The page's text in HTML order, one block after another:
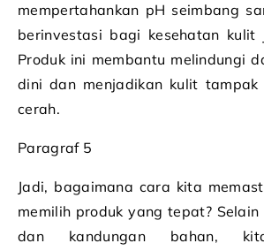
mempertahankan pH seimbang
berinvestasi bagi kesehatan kulit
Produk ini membantu melindungi
dini dan menjadikan kulit
cerah.
Paragraf 5
Jadi, bagaimana cara kita
memilih produk yang tepat?
dan kandungan bahan,